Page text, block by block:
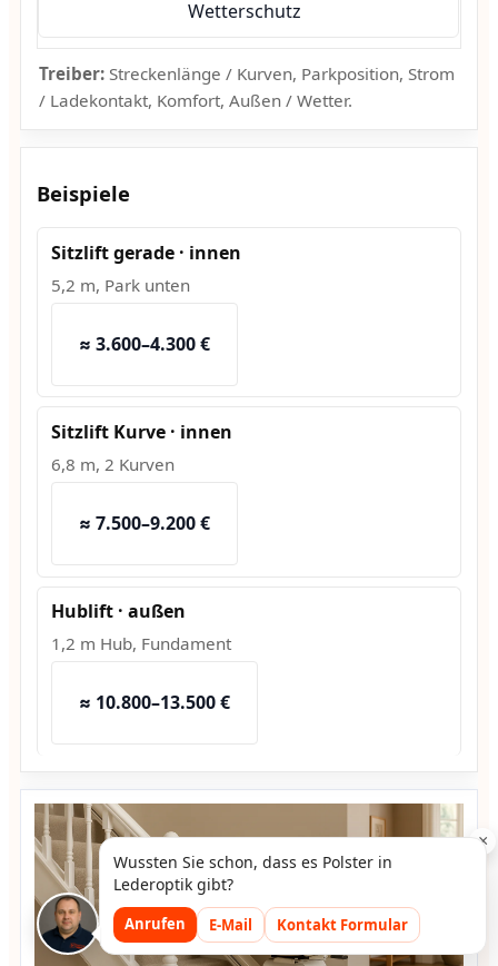
Wetterschutz
Treiber:Streckenlänge / Kurven, Parkposition, Strom
/ Ladekontakt, Komfort, Außen / Wetter.
Beispiele
Sitzlift gerade · innen
5,2 m, Park unten
≈ 3.600–4.300 €
Sitzlift Kurve · innen
6,8 m, 2 Kurven
≈ 7.500–9.200 €
Hublift · außen
1,2 m Hub, Fundament
≈ 10.800–13.500 €
×
Wussten Sie schon, dass es Polster in
Lederoptik gibt?
Anrufen E-Mail Kontakt Formular